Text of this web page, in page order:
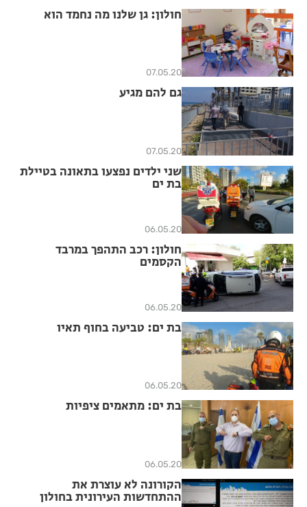
חולון: גן שלנו מה נחמד הוא
07.05.20
גם להם מגיע
07.05.20
שני ילדים נפצעו בתאונה בטיילת
בת ים
06.05.20
חולון: רכב התהפך במרבד
הקסמים
06.05.20
בת ים: טביעה בחוף תאיו
06.05.20
בת ים: מתאמים ציפיות
06.05.20
הקורונה לא עוצרת את
ההתחדשות העירונית בחולון